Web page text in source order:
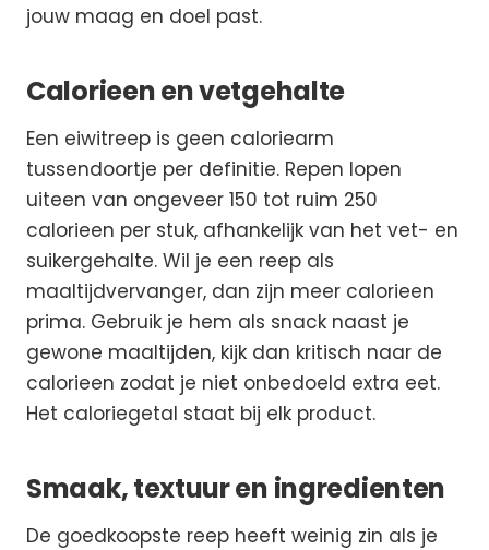
jouw maag en doel past.
Calorieen en vetgehalte
Een eiwitreep is geen caloriearm
tussendoortje per definitie. Repen lopen
uiteen van ongeveer 150 tot ruim 250
calorieen per stuk, afhankelijk van het vet- en
suikergehalte. Wil je een reep als
maaltijdvervanger, dan zijn meer calorieen
prima. Gebruik je hem als snack naast je
gewone maaltijden, kijk dan kritisch naar de
calorieen zodat je niet onbedoeld extra eet.
Het caloriegetal staat bij elk product.
Smaak, textuur en ingredienten
De goedkoopste reep heeft weinig zin als je